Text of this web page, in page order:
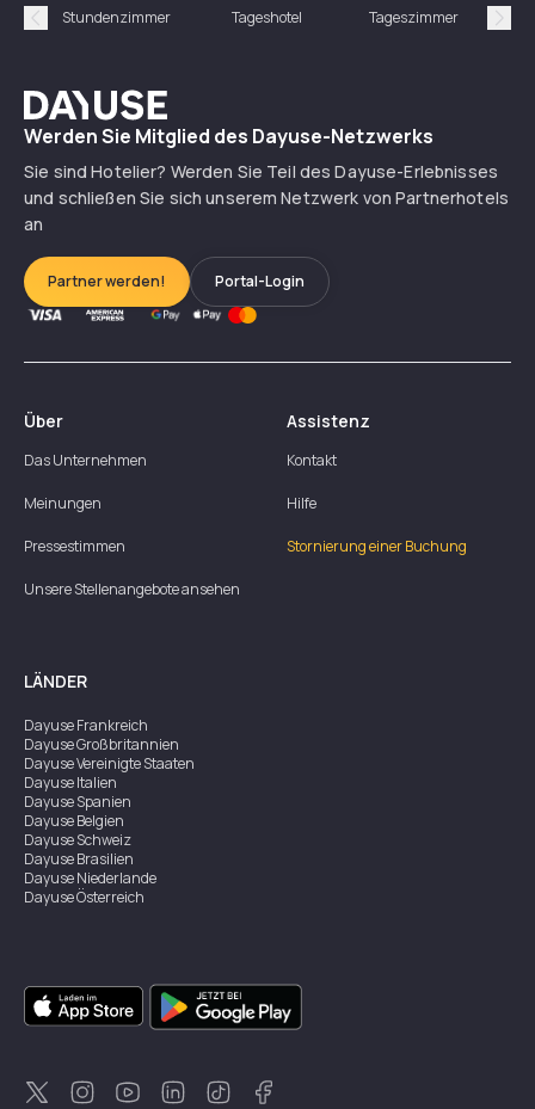
Précédent
Stundenzimmer Tageshotel Tageszimmer
Dayuse
Werden Sie Mitglied des Dayuse-Netzwerks
Sie sind Hotelier? Werden Sie Teil des Dayuse-Erlebnisses
und schließen Sie sich unserem Netzwerk von Partnerhotels
an
Partner werden! Portal-Login
Über
Das Unternehmen
Meinungen
Pressestimmen
Unsere Stellenangebote ansehen
Assistenz
Kontakt
Hilfe
Stornierung einer Buchung
LÄNDER
DayuseFrankreich
DayuseGroßbritannien
DayuseVereinigte Staaten
DayuseItalien
DayuseSpanien
DayuseBelgien
DayuseSchweiz
DayuseBrasilien
DayuseNiederlande
DayuseÖsterreich
DayuseSingapur
DayuseZweden
DayuseThailand
DayuseNeuseeland